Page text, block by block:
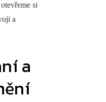
si
a
a